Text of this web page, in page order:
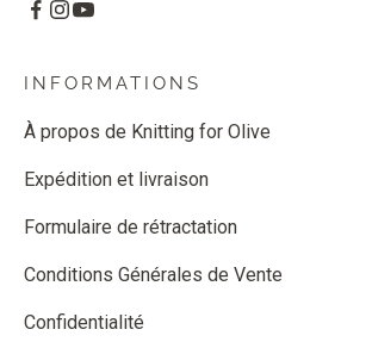
INFORMATIONS
À propos de Knitting for Olive
Expédition et livraison
Formulaire de rétractation
Conditions Générales de Vente
Confidentialité